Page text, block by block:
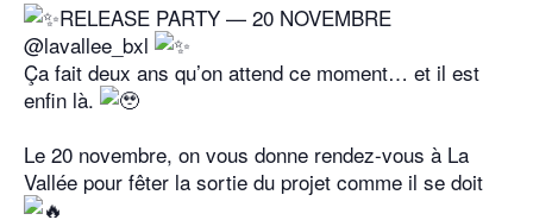
RELEASE PARTY — 20 NOVEMBRE
@lavallee_bxl
Ça fait deux ans qu’on attend ce moment… et il est
enfin là.
Le 20 novembre, on vous donne rendez-vous à La
Vallée pour fêter la sortie du projet comme il se doit